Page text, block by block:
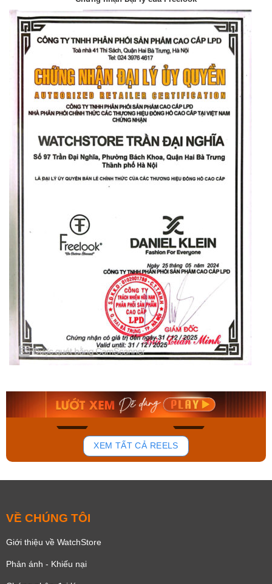
186
Orient Nam RA-
Mua ngay
Casio Nam MTS-
Mua ngay
XEM TẤT CẢ REELS
VỀ CHÚNG TÔI
Giới thiệu về WatchStore
Phản ánh - Khiếu nại